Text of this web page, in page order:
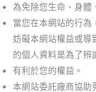
為免除您生命、身體
當您在本網站的行為
妨礙本網站權益或導
的個人資料是為了辨
有利於您的權益。
本網站委託廠商協助